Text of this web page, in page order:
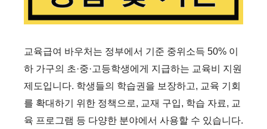
교육급여 바우처는 정부에서 기준 중위소득 50% 이
하 가구의 초·중·고등학생에게 지급하는 교육비 지원
제도입니다. 학생들의 학습권을 보장하고, 교육 기회
를 확대하기 위한 정책으로, 교재 구입, 학습 자료, 교
육 프로그램 등 다양한 분야에서 사용할 수 있습니다.